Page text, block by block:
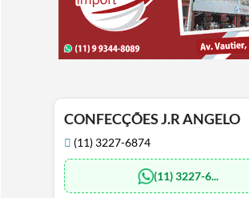
CONFECÇÕES J.R ANGELO
(11) 3227-6874
(11) 3227-6...